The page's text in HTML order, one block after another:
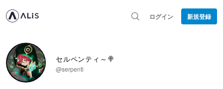
ログイン 新規登録
セルペンティ～🍭
@serpenti